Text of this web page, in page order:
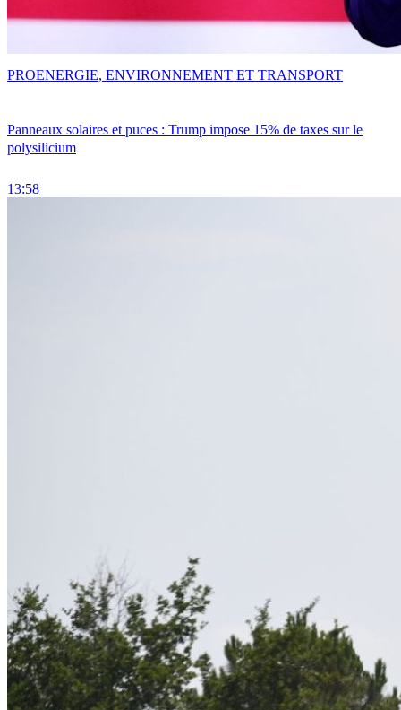
Panneaux solaires et puces : Trump impose 15% de taxes sur le
polysilicium
13:58
PROENERGIE, ENVIRONNEMENT ET TRANSPORT